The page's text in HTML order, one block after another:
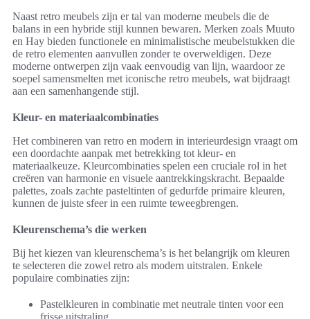
Naast retro meubels zijn er tal van moderne meubels die de
balans in een hybride stijl kunnen bewaren. Merken zoals Muuto
en Hay bieden functionele en minimalistische meubelstukken die
de retro elementen aanvullen zonder te overweldigen. Deze
moderne ontwerpen zijn vaak eenvoudig van lijn, waardoor ze
soepel samensmelten met iconische retro meubels, wat bijdraagt
aan een samenhangende stijl.
Kleur- en materiaalcombinaties
Het combineren van retro en modern in interieurdesign vraagt om
een doordachte aanpak met betrekking tot kleur- en
materiaalkeuze. Kleurcombinaties spelen een cruciale rol in het
creëren van harmonie en visuele aantrekkingskracht. Bepaalde
palettes, zoals zachte pasteltinten of gedurfde primaire kleuren,
kunnen de juiste sfeer in een ruimte teweegbrengen.
Kleurenschema’s die werken
Bij het kiezen van kleurenschema’s is het belangrijk om kleuren
te selecteren die zowel retro als modern uitstralen. Enkele
populaire combinaties zijn:
Pastelkleuren in combinatie met neutrale tinten voor een